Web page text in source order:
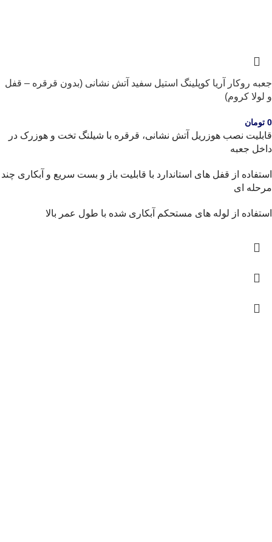
جعبه روکار آریا کوپلینگ استیل سفید آتش نشانی (بدون قرقره – قفل
و لولا کروم)
0 تومان
قابلیت نصب هوزریل آتش نشانی، قرقره با شیلنگ تخت و هوزرک در
داخل جعبه
استفاده از قفل های استاندارد با قابلیت باز و بست سریع و آبکاری چند
مرحله ای
استفاده از لوله های مستحکم آبکاری شده با طول عمر بالا